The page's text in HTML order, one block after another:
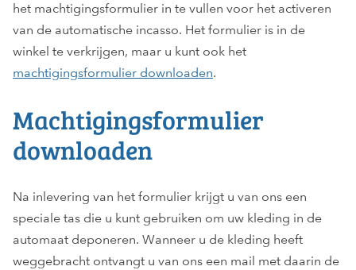
het machtigingsformulier in te vullen voor het activeren
van de automatische incasso. Het formulier is in de
winkel te verkrijgen, maar u kunt ook het
machtigingsformulier downloaden.
Machtigingsformulier
downloaden
Na inlevering van het formulier krijgt u van ons een
speciale tas die u kunt gebruiken om uw kleding in de
automaat deponeren. Wanneer u de kleding heeft
weggebracht ontvangt u van ons een mail met daarin de